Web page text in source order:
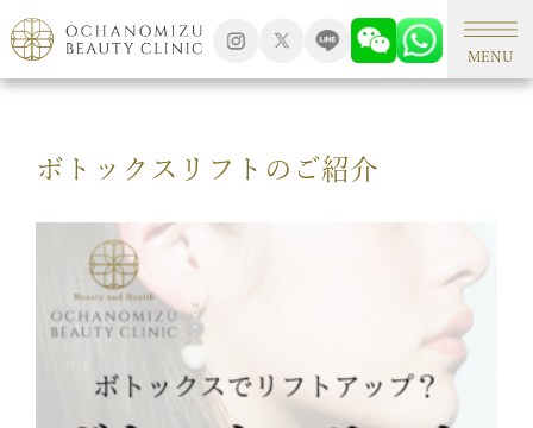
MENU
TOP 美容コラム
ボトックスリフトのご紹介